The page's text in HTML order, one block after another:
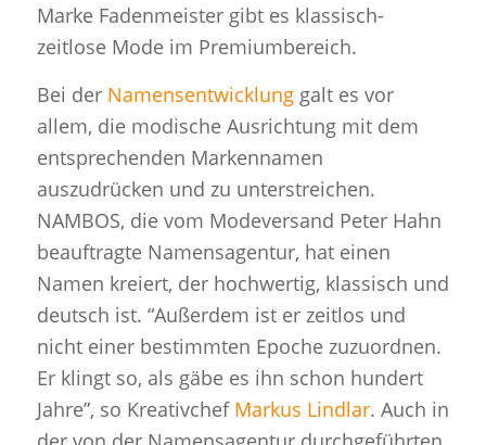
Marke Fadenmeister gibt es klassisch-
zeitlose Mode im Premiumbereich.
Bei der Namensentwicklunggalt es vor
allem, die modische Ausrichtung mit dem
entsprechenden Markennamen
auszudrücken und zu unterstreichen.
NAMBOS, die vom Modeversand Peter Hahn
beauftragte Namensagentur, hat einen
Namen kreiert, der hochwertig, klassisch und
deutsch ist. “Außerdem ist er zeitlos und
nicht einer bestimmten Epoche zuzuordnen.
Er klingt so, als gäbe es ihn schon hundert
Jahre”, so Kreativchef Markus Lindlar. Auch in